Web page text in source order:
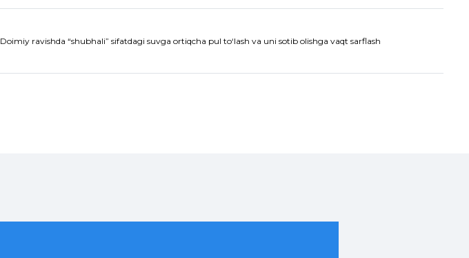
Doimiy ravishda “shubhali” sifatdagi suvga ortiqcha pul to‘lash va uni sotib olishga vaqt sarflash